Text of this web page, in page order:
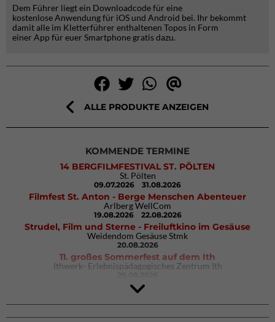
Dem Führer liegt ein Downloadcode für eine
kostenloseAnwendung für iOS und Android bei. Ihr bekommt
damit alle im Kletterführer enthaltenen Topos in Form
einer App für euer Smartphone gratis dazu.
ALLE PRODUKTE ANZEIGEN
KOMMENDE TERMINE
14 BERGFILMFESTIVAL ST. PÖLTEN
St. Pölten
09.07.2026 31.08.2026
Filmfest St. Anton - Berge Menschen Abenteuer
Arlberg WellCom
19.08.2026 22.08.2026
Strudel, Film und Sterne - Freiluftkino im Gesäuse
Weidendom Gesäuse Stmk
20.08.2026
11. großes Sommerfest auf dem Ith
Ithwerk- Erlebnispädagogisches Zentrum Ith
4Blocs KIDS 2026
DAV Kletter- & Boulderzentrum München Süd (Thalkirchen)
26.09.2026